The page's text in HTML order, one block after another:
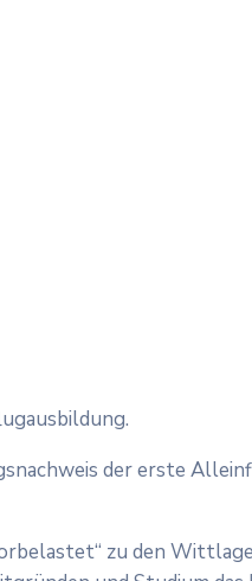
der erste
zu den